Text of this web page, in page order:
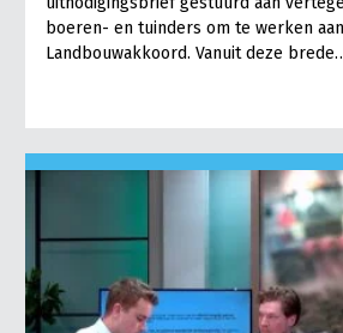
boeren- en tuinders om te werken
Landbouwakkoord. Vanuit deze